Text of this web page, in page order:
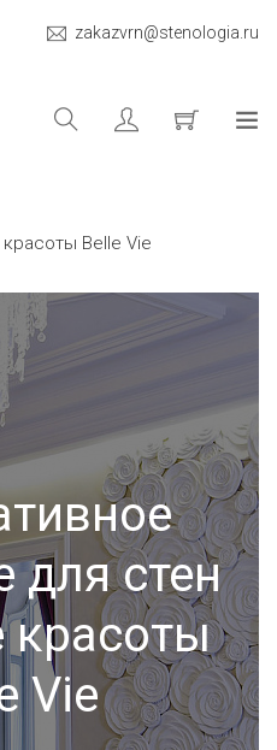
zakazvrn@stenologia.ru
Belle Vie
для стен
красоты
Vie